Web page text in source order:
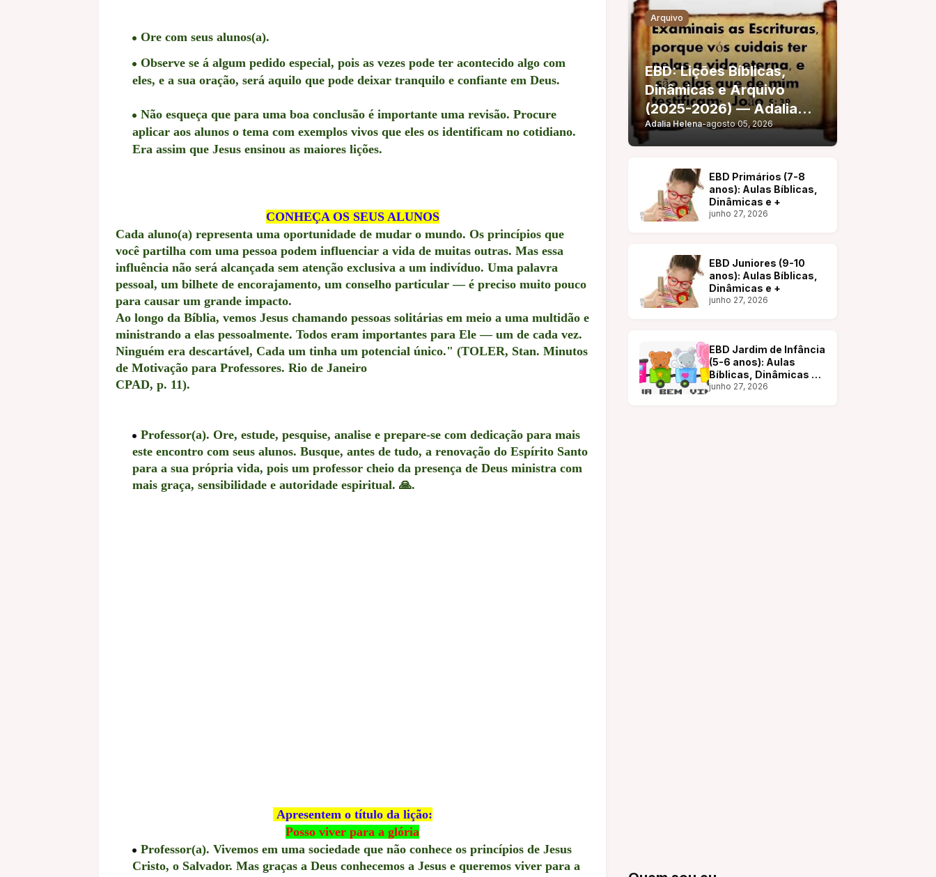
Ore com seus alunos(a).
Observe se á algum pedido especial, pois as vezes pode ter acontecido algo com
eles, e a sua oração, será aquilo que pode deixar tranquilo e confiante em Deus.
Não esqueça que para uma boa conclusão é importante uma revisão. Procure
aplicar aos alunos o tema com exemplos vivos que eles os identificam no cotidiano.
Era assim que Jesus ensinou as maiores lições.
CONHEÇA OS SEUS ALUNOS
Cada aluno(a) representa uma oportunidade de mudar o mundo. Os princípios que
você partilha com uma pessoa podem influenciar a vida de muitas outras. Mas essa
influência não será alcançada sem atenção exclusiva a um indivíduo. Uma palavra
pessoal, um bilhete de encorajamento, um conselho particular — é preciso muito pouco
para causar um grande impacto.
Ao longo da Bíblia, vemos Jesus chamando pessoas solitárias em meio a uma multidão e
ministrando a elas pessoalmente. Todos eram importantes para Ele — um de cada vez.
Ninguém era descartável, Cada um tinha um potencial único." (TOLER, Stan. Minutos
de Motivação para Professores. Rio de Janeiro
CPAD, p. 11).
Professor(a). Ore, estude, pesquise, analise e prepare-se com dedicação para mais
este encontro com seus alunos. Busque, antes de tudo, a renovação do Espírito Santo
para a sua própria vida, pois um professor cheio da presença de Deus ministra com
mais graça, sensibilidade e autoridade espiritual. 🙏.
Apresentem o título da lição:
Posso viver para a glória
Professor(a). Vivemos em uma sociedade que não conhece os princípios de Jesus
Cristo, o Salvador. Mas graças a Deus conhecemos a Jesus e queremos viver para a
Arquivo
EBD: Lições Bíblicas,
Dinâmicas e Arquivo
(2025-2026) — Adalia
Helena
Adalia Helena-agosto 05, 2026
EBD Primários (7-8
anos): Aulas Bíblicas,
Dinâmicas e +
junho 27, 2026
EBD Juniores (9-10
anos): Aulas Bíblicas,
Dinâmicas e +
junho 27, 2026
EBD Jardim de Infância
(5-6 anos): Aulas
Bíblicas, Dinâmicas e
+
junho 27, 2026